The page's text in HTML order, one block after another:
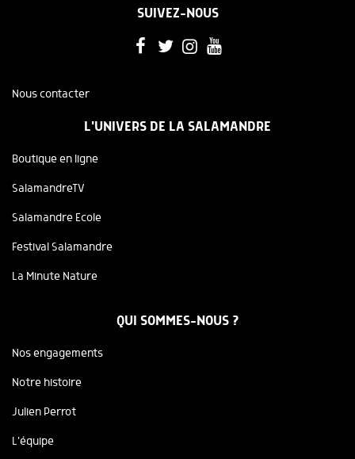
SUIVEZ-NOUS
Nous contacter
L'UNIVERS DE LA SALAMANDRE
Boutique en ligne
SalamandreTV
Salamandre Ecole
Festival Salamandre
La Minute Nature
QUI SOMMES-NOUS ?
Nos engagements
Notre histoire
Julien Perrot
L'équipe